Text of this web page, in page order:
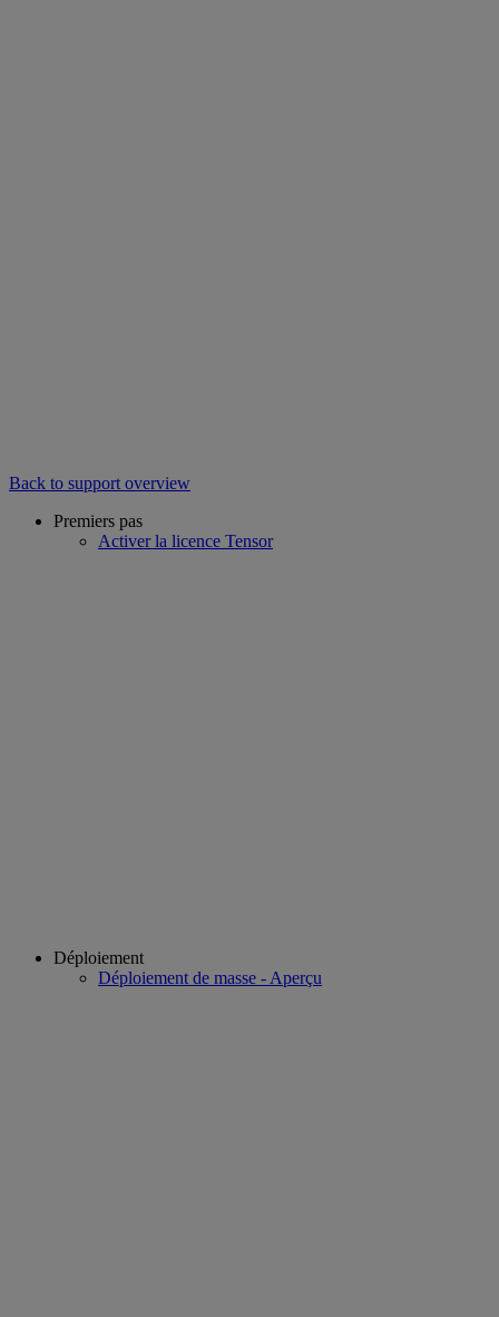
Back to support overview
Premiers pas
Activer la licence Tensor
Déploiement
Déploiement de masse - Aperçu